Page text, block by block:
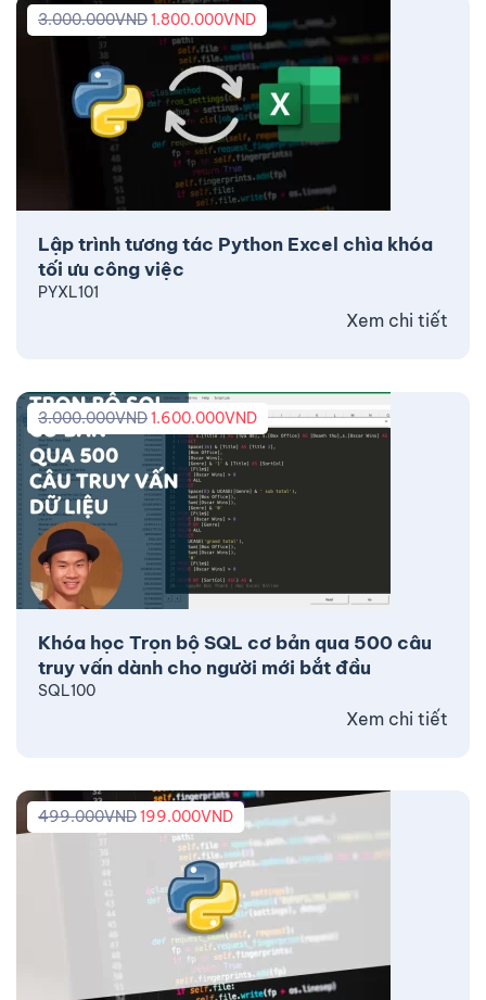
Lập trình tương tác Python Excel chìa khóa
tối ưu công việc
3.000.000VND1.800.000VND
PYXL101
Xem chi tiết
Khóa học Trọn bộ SQL cơ bản qua 500 câu
truy vấn dành cho người mới bắt đầu
3.000.000VND1.600.000VND
SQL100
Xem chi tiết
499.000VND199.000VND